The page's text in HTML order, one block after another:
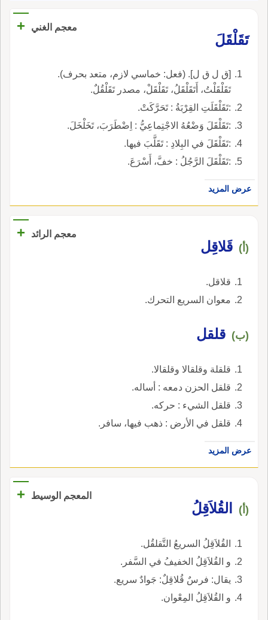
معجم الغني
+
تَقَلْقَلَ
[ق ل ق ل]. (فعل: خماسي لازم، متعد بحرف).
تَقَلْقَلْتُ، أَتَقَلْقَلُ، تَقَلْقَلْ، مصدر تَقَلْقُلٌ.
:تَقَلْقَلَتِ القِرْبَةُ : تَحَرَّكَتْ.
:تَقَلْقَلَ وَضْعُهُ الاجْتِماعِيُّ : اِضْطَرَبَ، تَخَلْخَلَ.
:تَقَلْقَلَ في البِلادِ : تَقَلَّبَ فيها.
:تَقَلْقَلَ الرَّجُلُ : خفَّ، أَسْرَعَ.
عرض المزيد
معجم الرائد +
(أ) قَلاقِل
قلاقل.
معوان السريع التحرك.
(ب) قلقل
قلقلة وقلقالا وقلقالا.
قلقل الحزن دمعه : أساله.
قلقل الشيء : حركه.
قلقل في الأرض : ذهب فيها، سافر.
عرض المزيد
المعجم الوسيط +
(أ) القُلاَقِلُ
القُلاَقِلُ السريعُ التَّقلقُل.
و القُلاَقِلُ الخفيفُ في السَّفر.
يقال: فرسٌ قُلاقِلٌ: جَوادٌ سريع.
و القُلاَقِلُ المِعْوان.